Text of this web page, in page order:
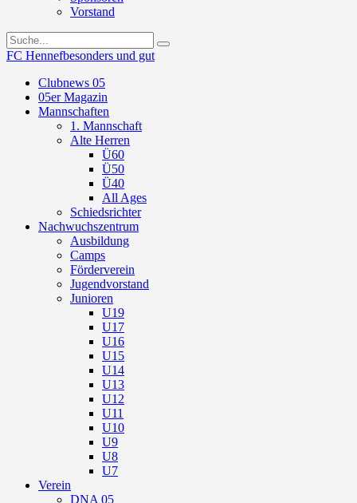
Vorstand
FC Hennefbesonders und gut
Clubnews 05
05er Magazin
Mannschaften
1. Mannschaft
Alte Herren
Ü60
Ü50
Ü40
All Ages
Schiedsrichter
Nachwuchszentrum
Ausbildung
Camps
Förderverein
Jugendvorstand
Junioren
U19
U17
U16
U15
U14
U13
U12
U11
U10
U9
U8
U7
Verein
DNA 05